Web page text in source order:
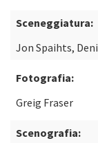
Sceneggiatura:
Jon Spaihts,
Fotografia:
Greig Fraser
Scenografia: